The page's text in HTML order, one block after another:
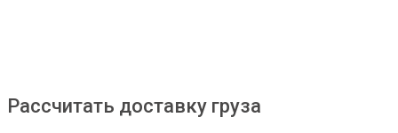
Рассчитать доставку груза